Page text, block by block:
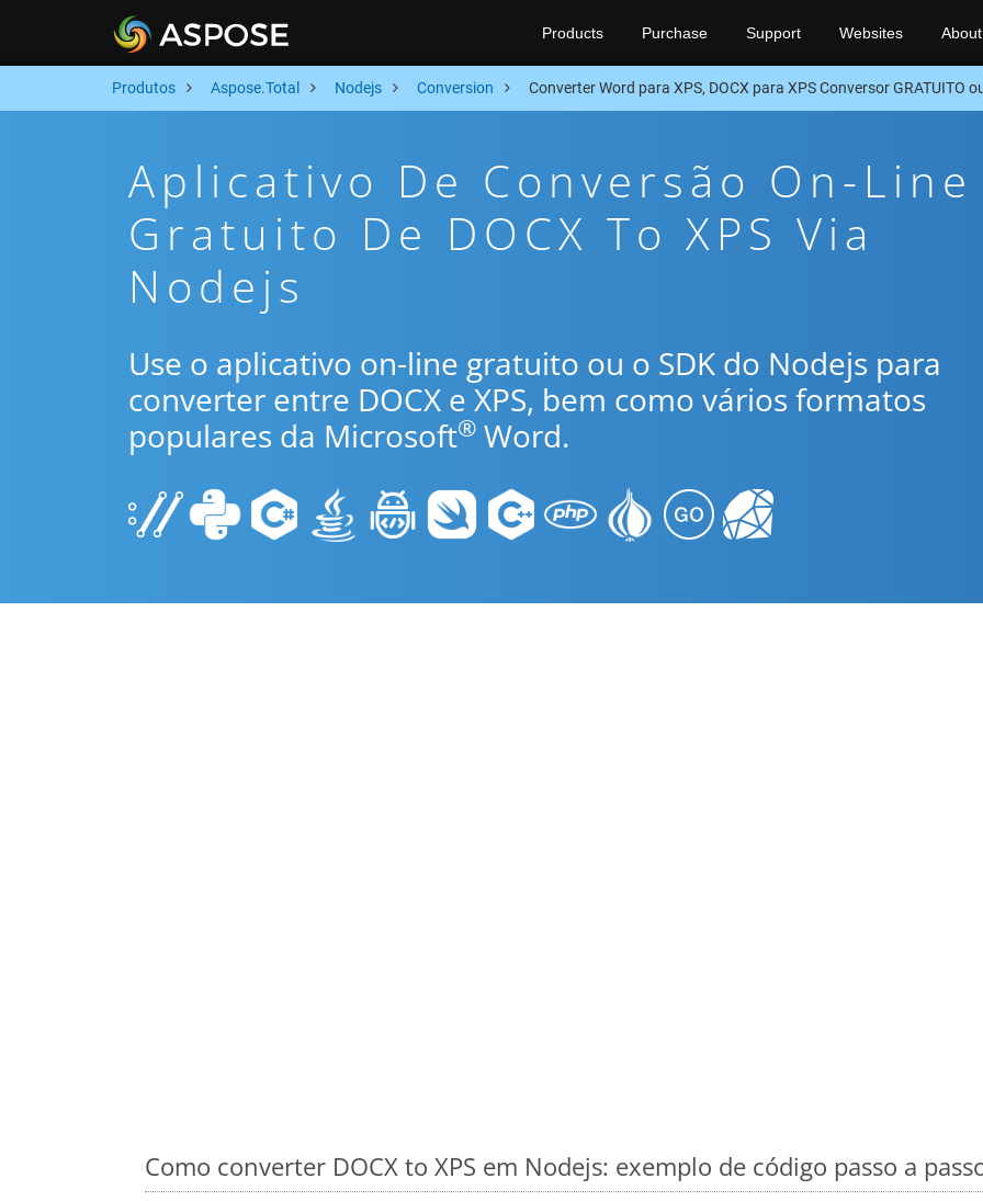
Products Purchase Support Websites About
Produtos Aspose.Total Nodejs Conversion Converter Word para XPS, DOCX para XPS Conversor GRATUITO
Aplicativo De Conversão On-Line
Gratuito De DOCX To XPS Via
Nodejs
Use o aplicativo on-line gratuito ou o SDK do Nodejs para
converter entre DOCX e XPS, bem como vários formatos
populares da Microsoft® Word.
Como converter DOCX to XPS em Nodejs: exemplo de código passo a